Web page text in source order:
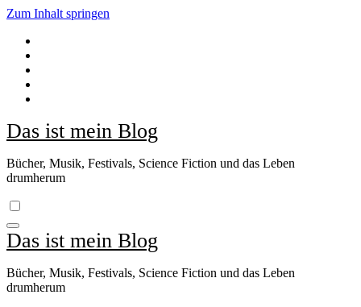
Zum Inhalt springen
Das ist mein Blog
Bücher, Musik, Festivals, Science Fiction und das Leben
drumherum
Das ist mein Blog
Bücher, Musik, Festivals, Science Fiction und das Leben
drumherum